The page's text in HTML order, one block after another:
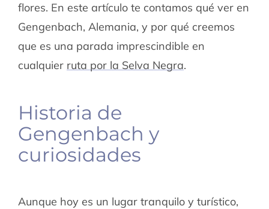
flores. En este artículo te contamos qué ver en
Gengenbach, Alemania, y por qué creemos
que es una parada imprescindible en
cualquier ruta por la Selva Negra.
Historia de
Gengenbach y
curiosidades
Aunque hoy es un lugar tranquilo y turístico,